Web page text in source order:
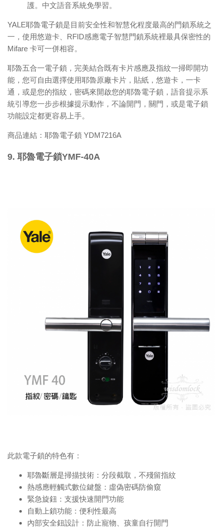
護。中文語音系統免學習。
YALE耶魯電子鎖是目前安全性和智慧化程度最高的門鎖系統之
一，使用悠遊卡、RFID感應電子智慧門鎖系統裡最具保密性的
Mifare 卡可一併相容。
耶魯五合一電子鎖，完美結合既有卡片感應及指紋一掃即開功
能，您可自由選擇使用耶魯原廠卡片，貼紙，悠遊卡，一卡
通，或是您的指紋，密碼來開啟您的耶魯電子鎖，語音提示系
統引導您一步步根據提示動作，不論開門，關門，或是電子鎖
功能設定都更容易上手。
商品連結： 耶魯電子鎖 YDM7216A
9. 耶魯電子鎖YMF-40A
此款電子鎖的特色有：
耶魯斷層是掃描技術：分段截取，不殘留指紋
熱感應輕觸式數位鍵盤：虛偽密碼防偷窺
緊急旋鈕：支援快速開門功能
自動上鎖功能：便利性最高
內部安全鈕設計：防止寵物、孩童自行開門